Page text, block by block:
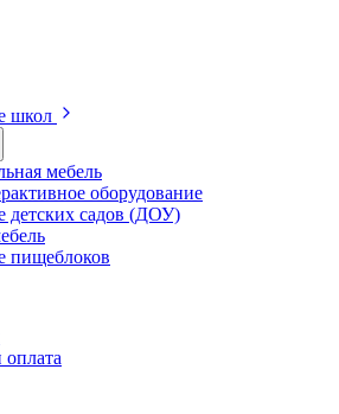
школ
мебель
оборудование
детских садов (ДОУ)
пищеблоков
оплата